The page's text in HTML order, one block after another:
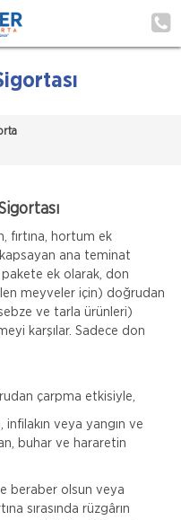
fırtına, hortum ek
ana teminat
ek olarak, don
meyveler için) doğrudan
ve tarla ürünleri)
karşılar. Sadece don
çarpma etkisiyle,
infilakın veya yangın ve
buhar ve hararetin
beraber olsun veya
sırasında rüzgârın